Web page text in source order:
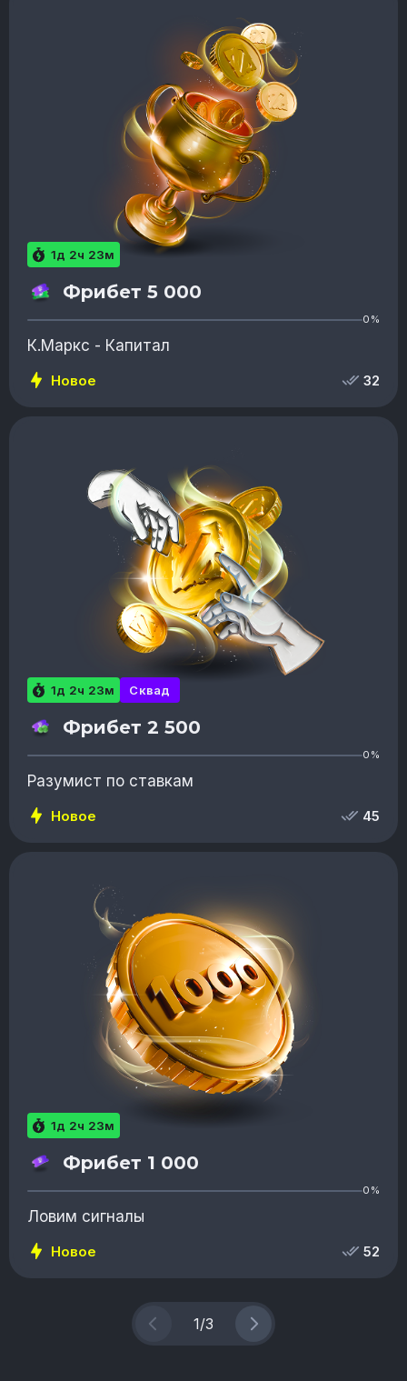
1д 2ч 23м
Фрибет 5 000
0%
К.Маркс - Капитал
Новое 32
1д 2ч 23м Сквад
Фрибет 2 500
0%
Разумист по ставкам
Новое 45
1д 2ч 23м
Фрибет 1 000
0%
Ловим сигналы
Новое 52
1/3